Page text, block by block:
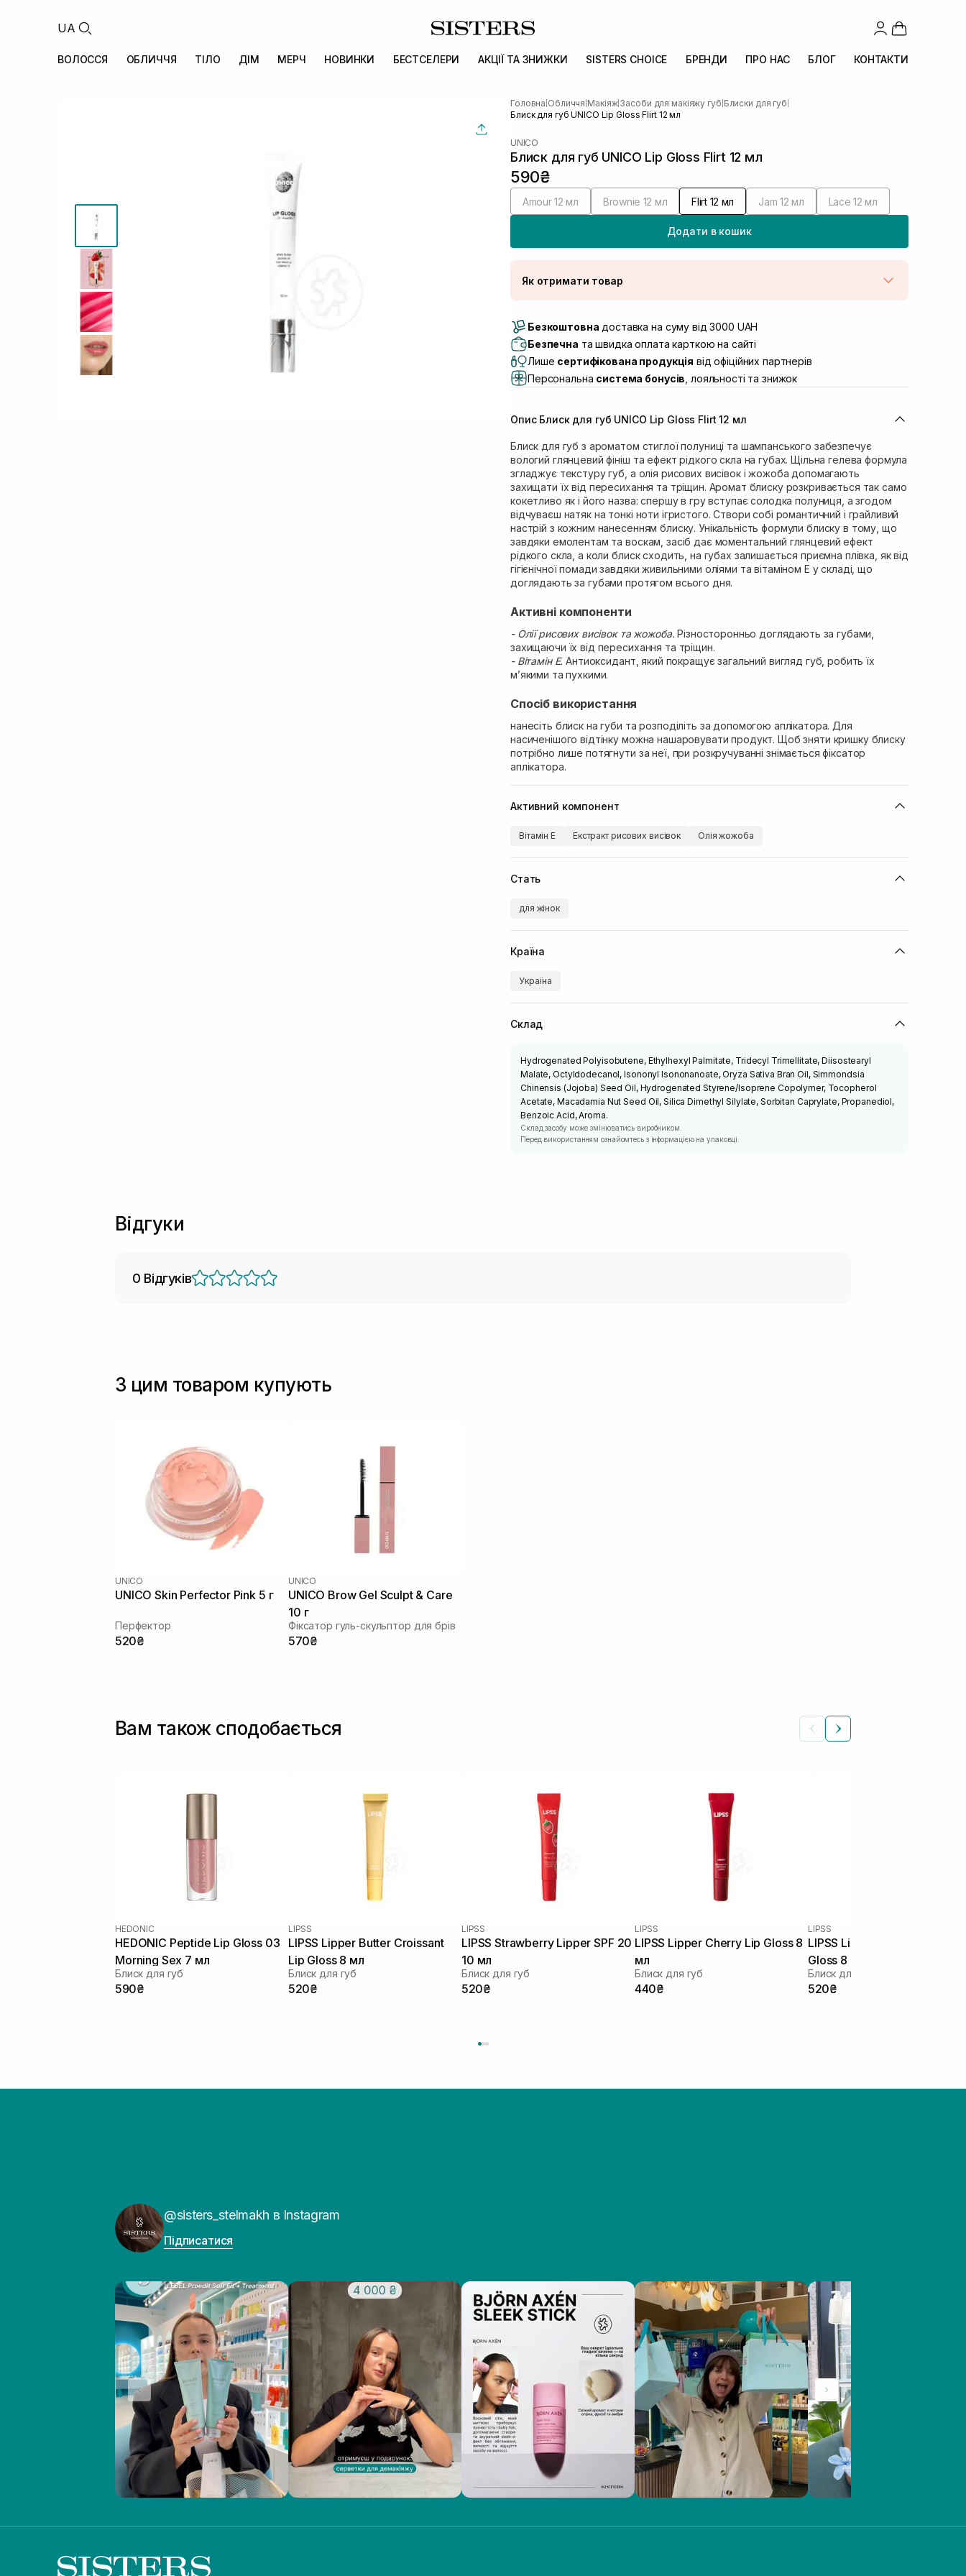
UA
ВОЛОССЯ ОБЛИЧЧЯ ТІЛО ДІМ МЕРЧ НОВИНКИ БЕСТСЕЛЕРИ АКЦІЇ ТА ЗНИЖКИ SISTERS CHOICE БРЕНДИ ПРО НАС БЛОГ КОНТАКТИ
Головна Обличчя Макіяж| Засоби для макіяжу губ Блиски для губ
Блиск для губ UNICO Lip Gloss Flirt 12 мл
UNICO
Блиск для губ UNICO Lip Gloss Flirt 12 мл
590₴
Amour 12 мл Brownie 12 мл Flirt 12 мл Jam 12 мл Lace 12 мл
Додати в кошик
Як отримати товар
Самовивіз м. Луцьк, вул. Винниченка 4
Самовивіз м. Львів, вул. Академіка Підстригача, 1В (Duck’s
Самовивіз м. Львів, вул. Івана Франка 36
Самовивіз м. Львів, вул. Степана Бандери 45 В наявності
Самовивіз м. Рівне, вул. Кулика і Гудачека 23 (ТЦ Екватор) В наявності
Безкоштовна доставка на суму від 3000 UAH
Безпечна та швидка оплата карткою на сайті
Лише сертифікована продукція від офіційних партнерів
Персональна система бонусів , лояльності та знижок
Опис Блиск для губ UNICO Lip Gloss Flirt 12 мл
Блиск для губ з ароматом стиглої полуниці та шампанського забезпечує
вологий глянцевий фініш та ефект рідкого скла на губах. Щільна гелева формула
згладжує текстуру губ, а олія рисових висівок і жожоба допомагають
захищати їх від пересихання та тріщин. Аромат блиску розкривається так само
кокетливо як і його назва: спершу в гру вступає солодка полуниця, а згодом
відчуваєш натяк на тонкі ноти ігристого. Створи собі романтичний і грайливий
настрій з кожним нанесенням блиску. Унікальність формули блиску в тому, що
завдяки емолентам та воскам, засіб дає моментальний глянцевий ефект
рідкого скла, а коли блиск сходить, на губах залишається приємна плівка, як від
гігієнічної помади завдяки живильними оліями та вітаміном Е у складі, що
доглядають за губами протягом всього дня.
Активні компоненти
- Олії рисових висівок та жожоба. Різносторонньо доглядають за губами,
захищаючи їх від пересихання та тріщин.
- Вітамін Е. Антиоксидант, який покращує загальний вигляд губ, робить їх
мʼякими та пухкими.
Спосіб використання
нанесіть блиск на губи та розподіліть за допомогою аплікатора. Для
насиченішого відтінку можна нашаровувати продукт. Щоб зняти кришку блиску
потрібно лише потягнути за неї, при розкручуванні знімається фіксатор
аплікатора.
Активний компонент
Вітамін Е Екстракт рисових висівок Олія жожоба
Стать
для жінок
Країна
Україна
Склад
Hydrogenated Polyisobutene, Ethylhexyl Palmitate, Tridecyl Trimellitate, Diisostearyl
Malate, Octyldodecanol, Isononyl Isononanoate, Oryza Sativa Bran Oil, Simmondsia
Chinensis (Jojoba) Seed Oil, Hydrogenated Styrene/Isoprene Copolymer, Tocopherol
Acetate, Macadamia Nut Seed Oil, Silica Dimethyl Silylate, Sorbitan Caprylate, Propanediol,
Benzoic Acid, Aroma.
Склад засобу може змінюватись виробником.
Перед використанням ознайомтесь з інформацією на упаковці.
Відгуки
0 Відгуків
З цим товаром купують
UNICO
UNICO Skin Perfector Pink 5 г
Перфектор
520₴
UNICO
UNICO Brow Gel Sculpt & Care
10 г
Фіксатор гуль-скульптор для брів
570₴
Вам також сподобається
HEDONIC
HEDONIC Peptide Lip Gloss 03
Morning Sex 7 мл
Блиск для губ
590₴
LIPSS
LIPSS Lipper Butter Croissant
Lip Gloss 8 мл
Блиск для губ
520₴
LIPSS
LIPSS Strawberry Lipper SPF 20
10 мл
Блиск для губ
520₴
LIPSS
LIPSS Lipper Cherry Lip Gloss 8
мл
Блиск для губ
440₴
LIPSS
LIPSS Lipper Kyiv Cake Lip
Gloss 8 мл
Блиск для губ
520₴
@sisters_stelmakh в Instagram
Підписатися